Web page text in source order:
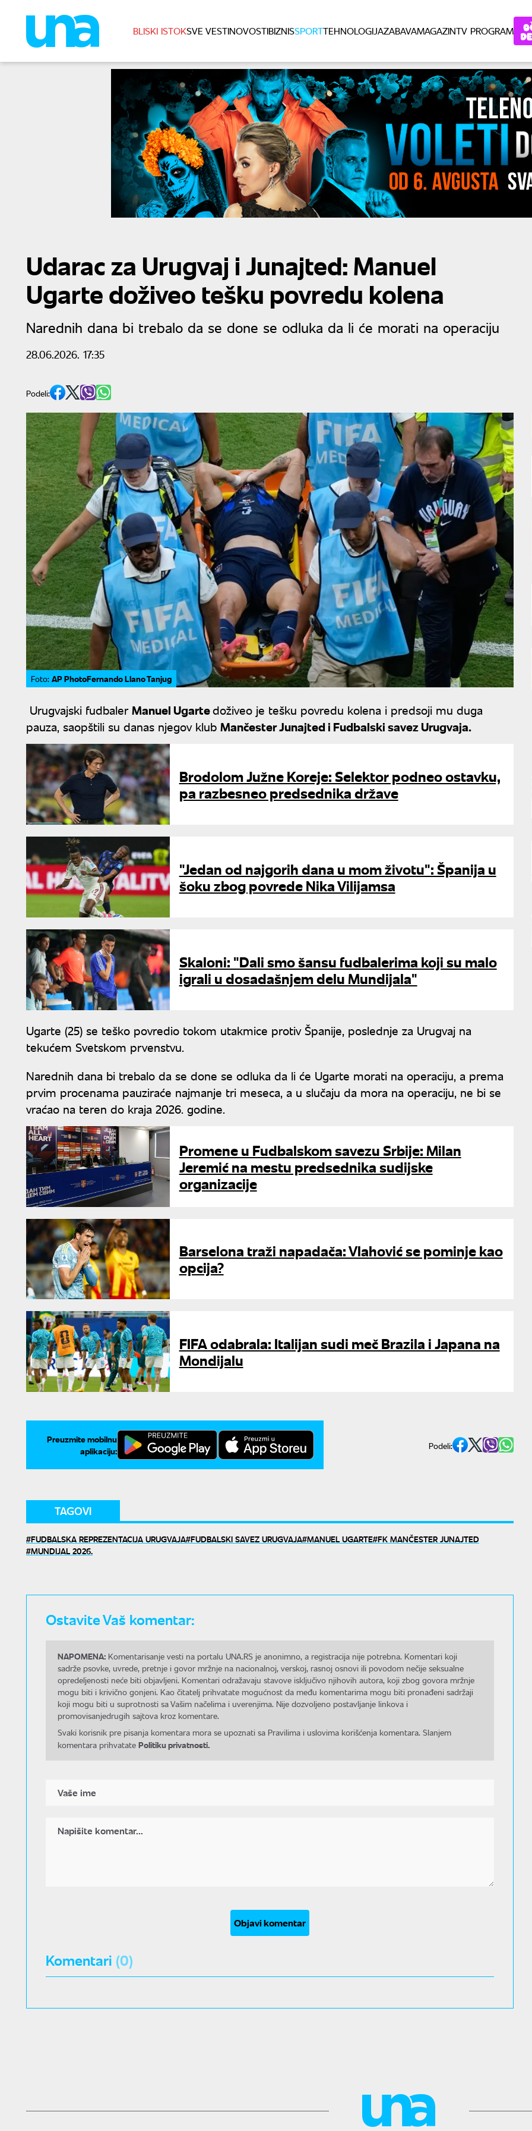
BLISKI ISTOKSVE VESTINOVOSTIBIZNISSPORTTEHNOLOGIJAZABAVAMAGAZINTV PROGRAM
Udarac za Urugvaj i Junajted: Manuel
Ugarte doživeo tešku povredu kolena
Narednih dana bi trebalo da se done se odluka da li će morati na operaciju
28.06.2026. 17:35
Podeli:
Foto: AP PhotoFernando Llano Tanjug
Urugvajski fudbalerManuel Ugartedoživeo je tešku povredu kolena i predsoji mu duga
pauza, saopštili su danas njegov klub Mančester Junajted i Fudbalski savez Urugvaja.
Brodolom Južne Koreje: Selektor podneo ostavku,
pa razbesneo predsednika države
"Jedan od najgorih dana u mom životu": Španija u
šoku zbog povrede Nika Vilijamsa
Skaloni: "Dali smo šansu fudbalerima koji su malo
igrali u dosadašnjem delu Mundijala"
Ugarte (25) se teško povredio tokom utakmice protiv Španije, poslednje za Urugvaj na
tekućem Svetskom prvenstvu.
Narednih dana bi trebalo da se done se odluka da li će Ugarte morati na operaciju, a prema
prvim procenama pauziraće najmanje tri meseca, a u slučaju da mora na operaciju, ne bi se
vraćao na teren do kraja 2026. godine.
Promene u Fudbalskom savezu Srbije: Milan
Jeremić na mestu predsednika sudijske
organizacije
Barselona traži napadača: Vlahović se pominje kao
opcija?
FIFA odabrala: Italijan sudi meč Brazila i Japana na
Mondijalu
Preuzmite mobilnu
aplikaciju:
Podeli:
TAGOVI
FUDBALSKA REPREZENTACIJA URUGVAJA FUDBALSKI SAVEZ URUGVAJA MANUEL UGARTE FK MANČESTER JUNAJTED
MUNDIJAL 2026.
Ostavite Vaš komentar:
NAPOMENA: Komentarisanje vesti na portalu UNA.RS je anonimno, a registracija nije potrebna. Komentari koji
sadrže psovke, uvrede, pretnje i govor mržnje na nacionalnoj, verskoj, rasnoj osnovi ili povodom nečije seksualne
opredeljenosti neće biti objavljeni. Komentari odražavaju stavove isključivo njihovih autora, koji zbog govora mržnje
mogu biti i krivično gonjeni. Kao čitatelj prihvatate mogućnost da među komentarima mogu biti pronađeni sadržaji
koji mogu biti u suprotnosti sa Vašim načelima i uverenjima. Nije dozvoljeno postavljanje linkova i
promovisanjedrugih sajtova kroz komentare.
Svaki korisnik pre pisanja komentara mora se upoznati sa Pravilima i uslovima korišćenja komentara. Slanjem
komentara prihvatate Politiku privatnosti.
Objavi komentar
Komentari (0)